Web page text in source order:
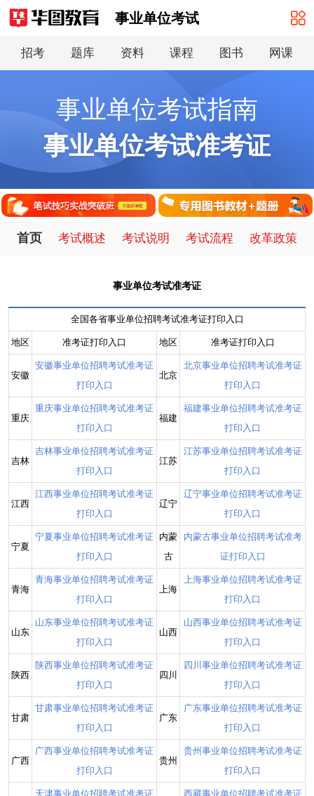
事业单位考试
招考 题库 资料 课程 图书 网课
事业单位考试指南
事业单位考试准考证
首页 考试概述 考试说明 考试流程 改革政策
事业单位考试准考证
全国各省事业单位招聘考试准考证打印入口
地区 准考证打印入口 地区 准考证打印入口
安徽
安徽事业单位招聘考试准考证
打印入口
北京
北京事业单位招聘考试准考证
打印入口
重庆
重庆事业单位招聘考试准考证
打印入口
福建
福建事业单位招聘考试准考证
打印入口
吉林
吉林事业单位招聘考试准考证
打印入口
江苏
江苏事业单位招聘考试准考证
打印入口
江西
江西事业单位招聘考试准考证
打印入口
辽宁
辽宁事业单位招聘考试准考证
打印入口
宁夏
宁夏事业单位招聘考试准考证
打印入口
内蒙
古
内蒙古事业单位招聘考试准考
证打印入口
青海
青海事业单位招聘考试准考证
打印入口
上海
上海事业单位招聘考试准考证
打印入口
山东
山东事业单位招聘考试准考证
打印入口
山西
山西事业单位招聘考试准考证
打印入口
陕西
陕西事业单位招聘考试准考证
打印入口
四川
四川事业单位招聘考试准考证
打印入口
甘肃
甘肃事业单位招聘考试准考证
打印入口
广东
广东事业单位招聘考试准考证
打印入口
广西
广西事业单位招聘考试准考证
打印入口
贵州
贵州事业单位招聘考试准考证
打印入口
天津事业单位招聘考试准考证
西藏事业单位招聘考试准考证